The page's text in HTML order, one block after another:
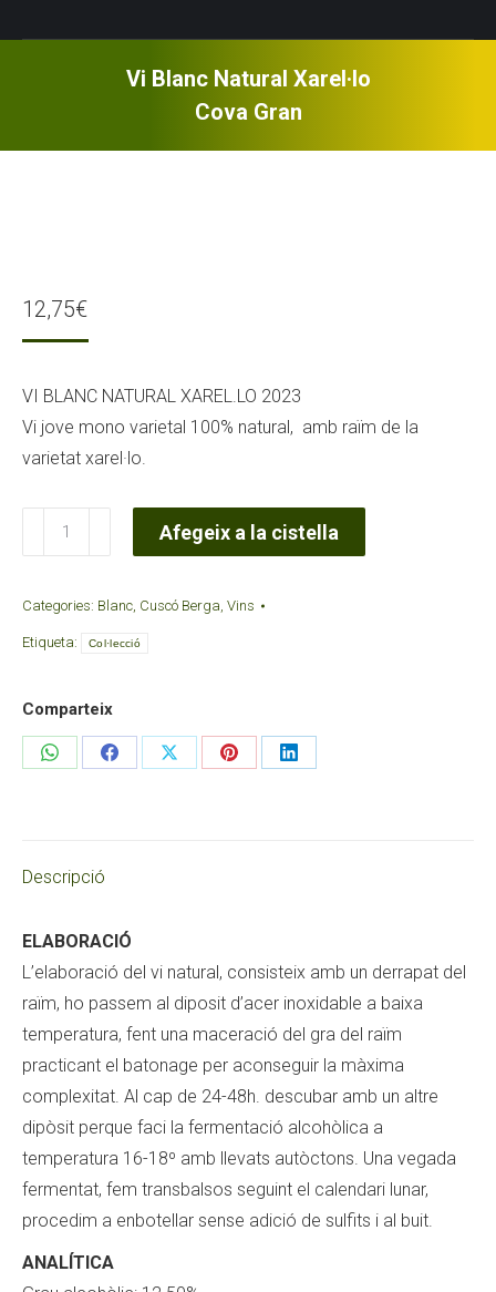
Vi Blanc Natural Xarel·lo
Cova Gran
12,75€
VI BLANC NATURAL XAREL.LO 2023
Vi jove mono varietal 100% natural, amb raïm de la
varietat xarel·lo.
quantitat
de
Blanc
Natural
Cova
Gran
Afegeix a la cistella
Categories: Blanc, Cuscó Berga, Vins
Etiqueta: Col·lecció
Comparteix
Share
Share
Share
Share
Share
Descripció
ELABORACIÓ
L’elaboració del vi natural, consisteix amb un derrapat del
raïm, ho passem al diposit d’acer inoxidable a baixa
temperatura, fent una maceració del gra del raïm
practicant el batonage per aconseguir la màxima
complexitat. Al cap de 24-48h. descubar amb un altre
dipòsit perque faci la fermentació alcohòlica a
temperatura 16-18º amb llevats autòctons. Una vegada
fermentat, fem transbalsos seguint el calendari lunar,
procedim a enbotellar sense adició de sulfits i al buit.
ANALÍTICA